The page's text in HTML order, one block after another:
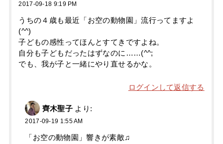
2017-09-18 9:19 PM
うちの４歳も最近「お空の動物園」流行ってますよ
(^^)
子どもの感性ってほんとすてきですよね。
自分も子どもだったはずなのに……(^^;
でも、我が子と一緒にやり直せるかな。
ログインして返信する
齊木聖子 より:
2017-09-19 1:55 AM
「お空の動物園」響きが素敵♫